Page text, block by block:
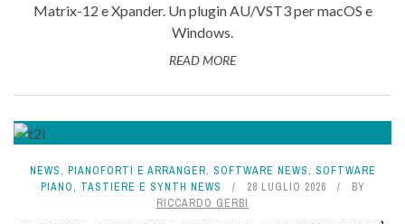
Matrix-12 e Xpander. Un plugin AU/VST3 per macOS e
Windows.
READ MORE
NEWS, PIANOFORTI E ARRANGER, SOFTWARE NEWS, SOFTWARE
PIANO, TASTIERE E SYNTH NEWS 28 LUGLIO 2026
BY
RICCARDO GERBI